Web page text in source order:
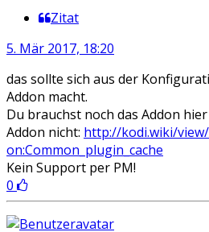
Zitat
5. Mär 2017, 18:20
das sollte sich aus der
Addon macht.
Du brauchst noch das Addon
Addon nicht: http://kodi.wiki/
on:Common_plugin_cache
Kein Support per PM!
0